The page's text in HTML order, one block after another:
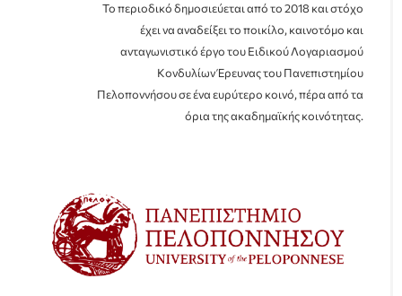
Το περιοδικό δημοσιεύεται από το 2018 και στόχο
έχει να αναδείξει το ποικίλο, καινοτόμο και
ανταγωνιστικό έργο του Ειδικού Λογαριασμού
Κονδυλίων Έρευνας του Πανεπιστημίου
Πελοποννήσου σε ένα ευρύτερο κοινό, πέρα από τα
όρια της ακαδημαϊκής κοινότητας.